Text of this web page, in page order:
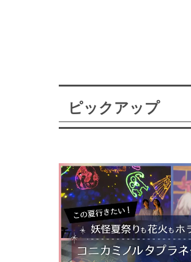
ピックアップ